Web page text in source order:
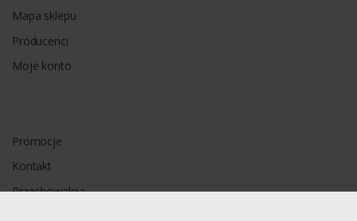
Mapa sklepu
Producenci
Moje konto
Promocje
Kontakt
Przechowalnia